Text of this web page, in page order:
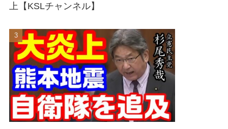
上【KSLチャンネル】